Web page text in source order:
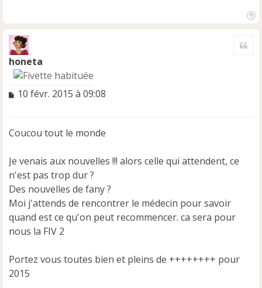
honeta
M
a
e
n
o
n
l
u
10 févr. 2015 à 09:08
Coucou tout le monde
Je venais aux nouvelles !!! alors celle qui attendent, ce
n'est pas trop dur ?
Des nouvelles de fany ?
Moi j'attends de rencontrer le médecin pour savoir
quand est ce qu'on peut recommencer. ca sera pour
nous la FIV 2
Portez vous toutes bien et pleins de ++++++++ pour
2015